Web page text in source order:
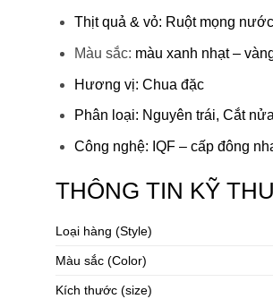
Thịt quả & vỏ: Ruột mọng
Màu sắc: màu xanh nhạt –
Hương vị: Chua đặc
Phân loại: Nguyên trái, Cắt
Công nghệ: IQF – cấp đông
THÔNG TIN KỸ
Loại hàng (Style)
Màu sắc (Color)
Kích thước (size)